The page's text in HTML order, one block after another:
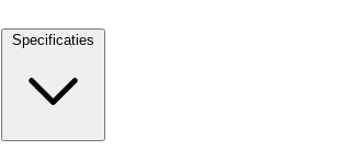
Specificaties